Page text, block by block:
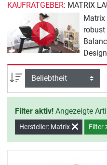
KAUFRATGEBER: MATRIX
robust
Eine
und
Sortierung
Filter aktiv! Angezeigte
Hersteller: Matrix Filter